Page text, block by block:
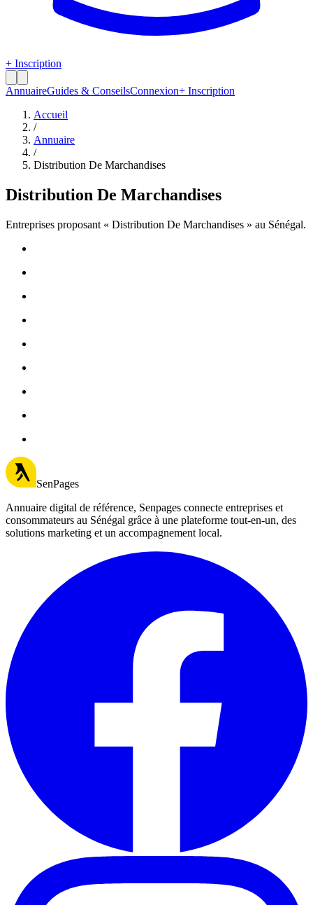
+ Inscription
AnnuaireGuides & ConseilsConnexion+ Inscription
Accueil
/
Annuaire
/
Distribution De Marchandises
Distribution De Marchandises
Entreprises proposant « Distribution De Marchandises » au Sénégal.
SenPages
Annuaire digital de référence, Senpages connecte entreprises et
consommateurs au Sénégal grâce à une plateforme tout-en-un, des
solutions marketing et un accompagnement local.